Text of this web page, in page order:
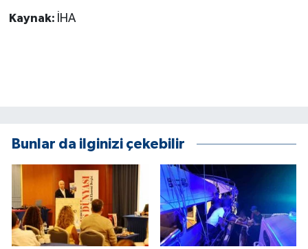
Kaynak: İHA
Bunlar da ilginizi çekebilir